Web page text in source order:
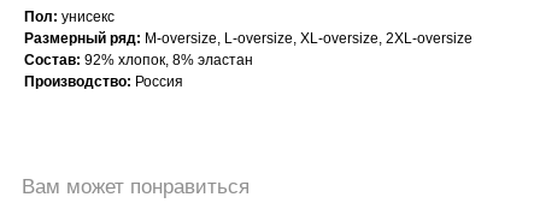
Пол: унисекс
Размерный ряд: M-oversize, L-oversize, XL-oversize, 2XL-oversize
Состав: 92% хлопок, 8% эластан
Производство: Россия